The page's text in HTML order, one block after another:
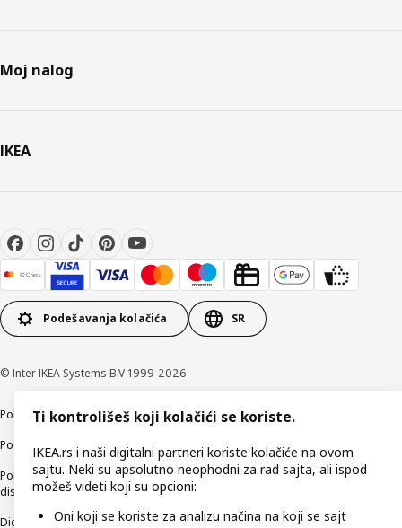
Moj nalog
IKEA
Podešavanja kolačića SR
© Inter IKEA Systems B.V 1999-2026
Politika privatnostiKako koristimo kolačiće (Cookies)Načini poslovanja
Podaci o kompaniji IKEA Srbija
Politika etičnog otkrivanja bezbednosnih nedostataka (responsible
disclosure)
Digitalna pristupačnost
Ti kontrolišeš koji kolačići se koriste.
IKEA.rs i naši digitalni partneri koriste kolačiće na ovom
sajtu. Neki su apsolutno neophodni za rad sajta, ali ispod
možeš videti koji su opcioni:
Oni koji se koriste za analizu načina na koji se sajt